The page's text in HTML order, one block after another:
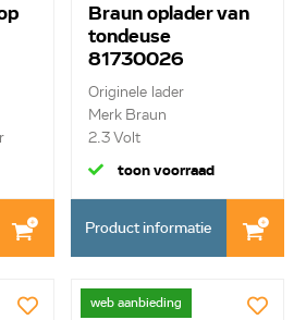
Braun oplader van
tondeuse
81730026
Originele lader
Merk Braun
2.3 Volt
toon voorraad
Product informatie
web aanbieding